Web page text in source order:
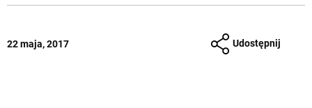
22 maja, 2017 Udostępnij